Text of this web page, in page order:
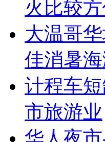
火比较
大温哥
佳消暑
计程车
市旅游业